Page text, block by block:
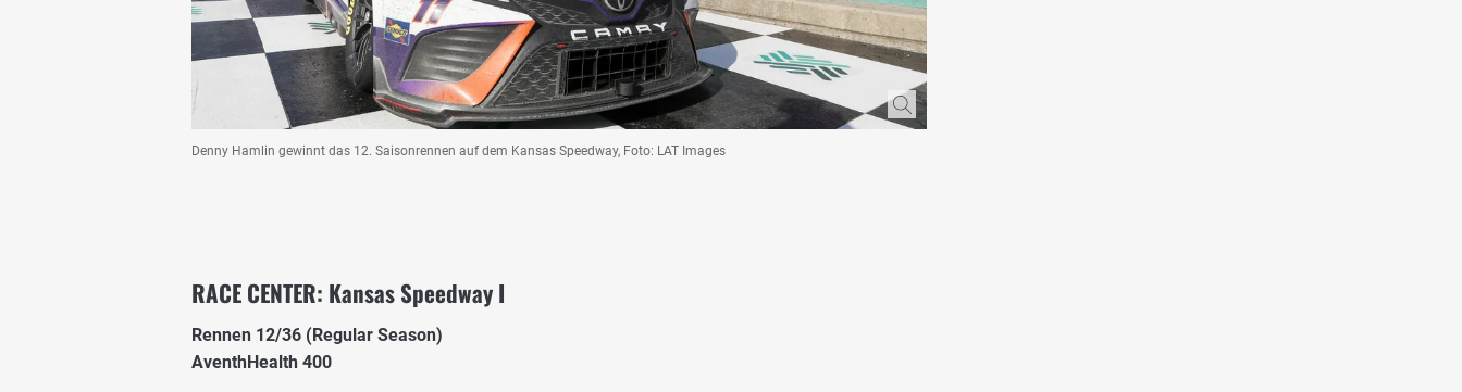
Denny Hamlin gewinnt das 12. Saisonrennen auf dem Kansas Speedway, Foto: LAT Images
RACE CENTER: Kansas Speedway I
Rennen 12/36 (Regular Season)
AventhHealth 400